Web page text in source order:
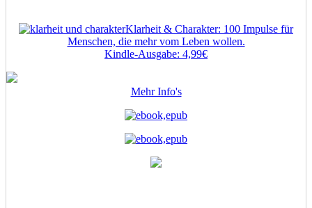
Klarheit & Charakter: 100 Impulse für
Menschen, die mehr vom Leben wollen.
Kindle-Ausgabe: 4,99€
Mehr Info's